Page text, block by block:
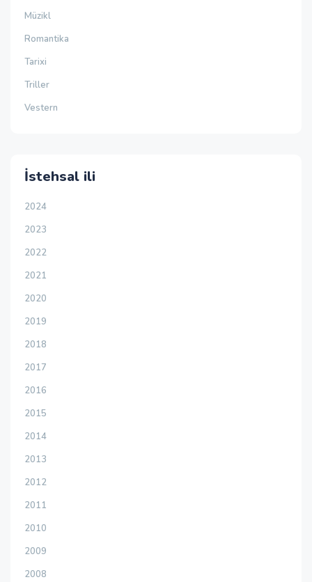
Müzikl
Romantika
Tarixi
Triller
Vestern
İstehsal ili
2024
2023
2022
2021
2020
2019
2018
2017
2016
2015
2014
2013
2012
2011
2010
2009
2008